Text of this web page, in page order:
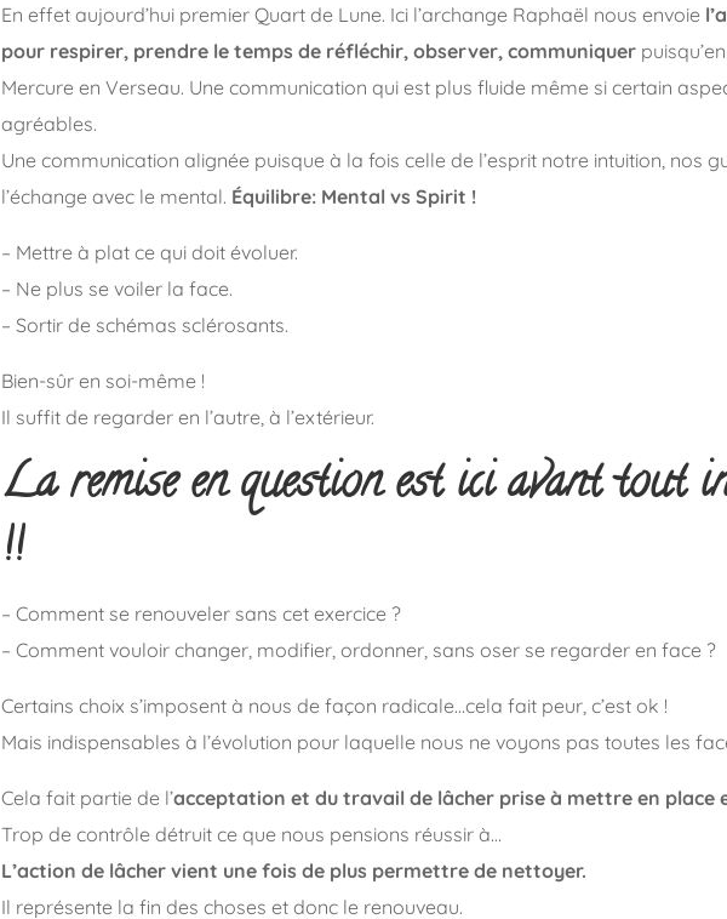
En effet aujourd’hui premier Quart de Lune. Ici l’archange Raphaël nous envoie
pour respirer, prendre le temps de réfléchir, observer, communiquer
Mercure en Verseau. Une communication qui est plus fluide même si certain
agréables.
Une communication alignée puisque à la fois celle de l’esprit notre intuition, nos
l’échange avec le mental. Équilibre: Mental vs Spirit !
– Mettre à plat ce qui doit évoluer.
– Ne plus se voiler la face.
– Sortir de schémas sclérosants.
Bien-sûr en soi-même !
Il suffit de regarder en l’autre, à l’extérieur.
La remise en question est ici avant tout
!!
– Comment se renouveler sans cet exercice ?
– Comment vouloir changer, modifier, ordonner, sans oser se regarder en face ?
Certains choix s’imposent à nous de façon radicale…cela fait peur, c’est ok !
Mais indispensables à l’évolution pour laquelle nous ne voyons pas toutes les
Cela fait partie de l’acceptation et du travail de lâcher prise à mettre en place
Trop de contrôle détruit ce que nous pensions réussir à…
L’action de lâcher vient une fois de plus permettre de nettoyer.
Il représente la fin des choses et donc le renouveau.